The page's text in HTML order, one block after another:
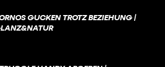
GUCKEN TROTZ BEZIEHUNG |